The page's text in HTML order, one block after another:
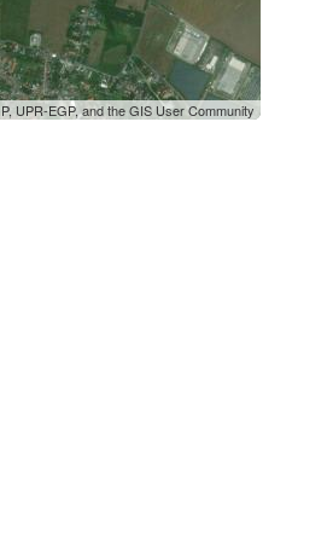
UPR-EGP, and the GIS User Community